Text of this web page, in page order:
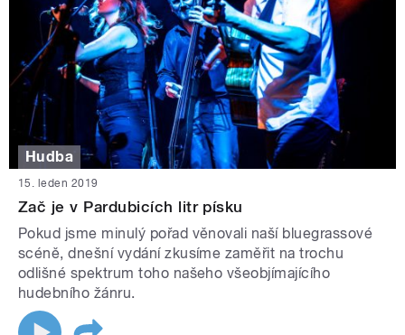
Hudba
15. leden 2019
Zač je v Pardubicích litr písku
Pokud jsme minulý pořad věnovali naší bluegrassové
scéně, dnešní vydání zkusíme zaměřit na trochu
odlišné spektrum toho našeho všeobjímajícího
hudebního žánru.